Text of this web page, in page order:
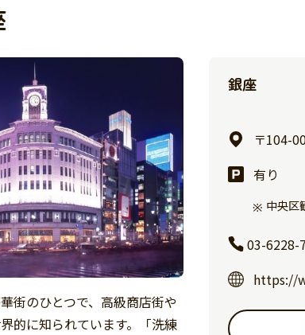
街のひとつで、高級商店街や
的に知られています。「洗練
銀座
〒104-
有り
中央区
03-6228-
https://